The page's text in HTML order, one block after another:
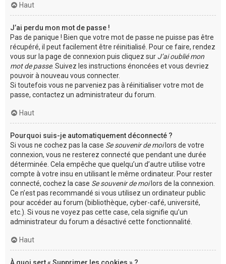
Haut
J’ai perdu mon mot de passe !
Pas de panique ! Bien que votre mot de passe ne puisse pas être
récupéré, il peut facilement être réinitialisé. Pour ce faire, rendez
vous sur la page de connexion puis cliquez sur J’ai oublié mon
mot de passe. Suivez les instructions énoncées et vous devriez
pouvoir à nouveau vous connecter.
Si toutefois vous ne parveniez pas à réinitialiser votre mot de
passe, contactez un administrateur du forum.
Haut
Pourquoi suis-je automatiquement déconnecté ?
Si vous ne cochez pas la case Se souvenir de moilors de votre
connexion, vous ne resterez connecté que pendant une durée
déterminée. Cela empêche que quelqu’un d’autre utilise votre
compte à votre insu en utilisant le même ordinateur. Pour rester
connecté, cochez la case Se souvenir de moilors de la connexion.
Ce n’est pas recommandé si vous utilisez un ordinateur public
pour accéder au forum (bibliothèque, cyber-café, université,
etc.). Si vous ne voyez pas cette case, cela signifie qu’un
administrateur du forum a désactivé cette fonctionnalité.
Haut
À quoi sert « Supprimer les cookies » ?